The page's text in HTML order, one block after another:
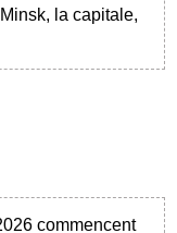
la capitale,
commencent